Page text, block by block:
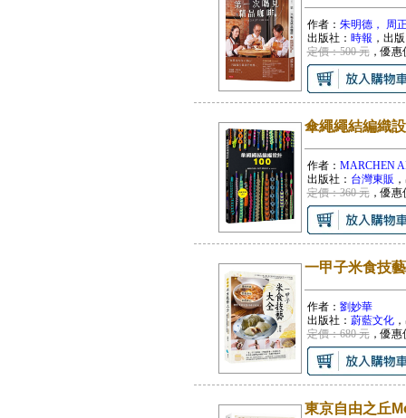
作者： 朱明德， 周
出版社： 時報 ，出
定價：500 元，優惠
傘繩繩結編織
作者： MARCHEN
出版社： 台灣東販
定價：360 元，優惠
一甲子米食技
作者： 劉妙華
出版社： 蔚藍文化
定價：680 元，優惠
東京自由之丘